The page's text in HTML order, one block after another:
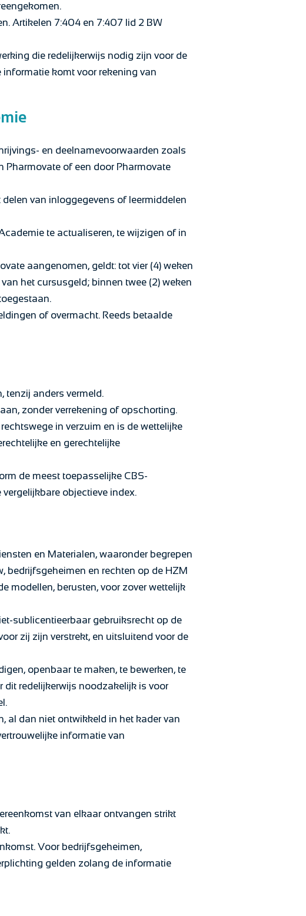
Artikelen 7:404 en 7:407 lid 2 BW
die redelijkerwijs nodig zijn voor de
komt voor rekening van
en deelnamevoorwaarden zoals
of een door Pharmovate
van inloggegevens of leermiddelen
te actualiseren, te wijzigen of in
aangenomen, geldt: tot vier (4) weken
het cursusgeld; binnen twee (2) weken
of overmacht. Reeds betaalde
tenzij anders vermeld.
zonder verrekening of opschorting.
in verzuim en is de wettelijke
en gerechtelijke
de meest toepasselijke CBS-
objectieve index.
en Materialen, waaronder begrepen
bedrijfsgeheimen en rechten op de HZM
modellen, berusten, voor zover wettelijk
sublicentieerbaar gebruiksrecht op de
zij zijn verstrekt, en uitsluitend voor de
openbaar te maken, te bewerken, te
dit redelijkerwijs noodzakelijk is voor
al dan niet ontwikkeld in het kader van
informatie van
van elkaar ontvangen strikt
Voor bedrijfsgeheimen,
gelden zolang de informatie